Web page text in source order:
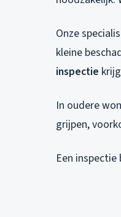
Onze
kleine
inspectie
In oudere
grijpen,
Een